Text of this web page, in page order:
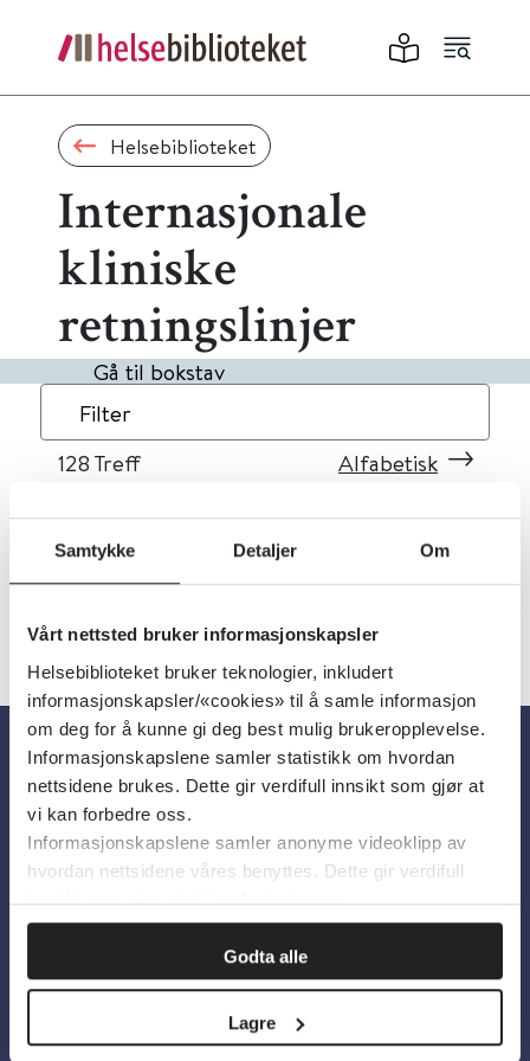
Samtykke Detaljer Om
Vårt nettsted bruker informasjonskapsler
Helsebiblioteket bruker teknologier, inkludert
informasjonskapsler/«cookies» til å samle informasjon
om deg for å kunne gi deg best mulig brukeropplevelse.
Informasjonskapslene samler statistikk om hvordan
nettsidene brukes. Dette gir verdifull innsikt som gjør at
vi kan forbedre oss.
Informasjonskapslene samler anonyme videoklipp av
hvordan nettsidene våres benyttes. Dette gir verdifull
innsikt som gjør at vi kan forbedre oss.
Godta alle
Lagre
Helsebiblioteket
Internasjonale
kliniske
retningslinjer
Gå til bokstav
Filter
128 Treff Alfabetisk
Om oss
Om Helsebiblioteket
Personvern og informasjonskapsler
Tilgjengelighetserklæring
Information in English
Bilder fra Colourbox.com